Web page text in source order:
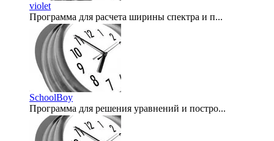
violet
Программа для расчета ширины спектра и п...
2007-05-14
SchoolBoy
Программа для решения уравнений и постро...
2007-05-14